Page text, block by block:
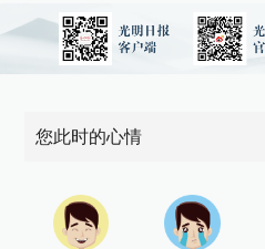
您此时的心情